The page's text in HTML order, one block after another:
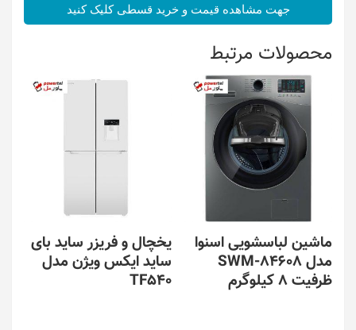
جهت مشاهده قیمت و خرید قسطی کلیک کنید
محصولات مرتبط
ماشین لباسشویی اسنوا
مدل SWM-84608
ظرفیت ۸ کیلوگرم
یخچال و فریزر ساید بای
ساید ایکس ویژن مدل
TF540